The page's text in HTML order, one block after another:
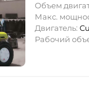
Объем
Макс.
Двигатель:
Рабочий